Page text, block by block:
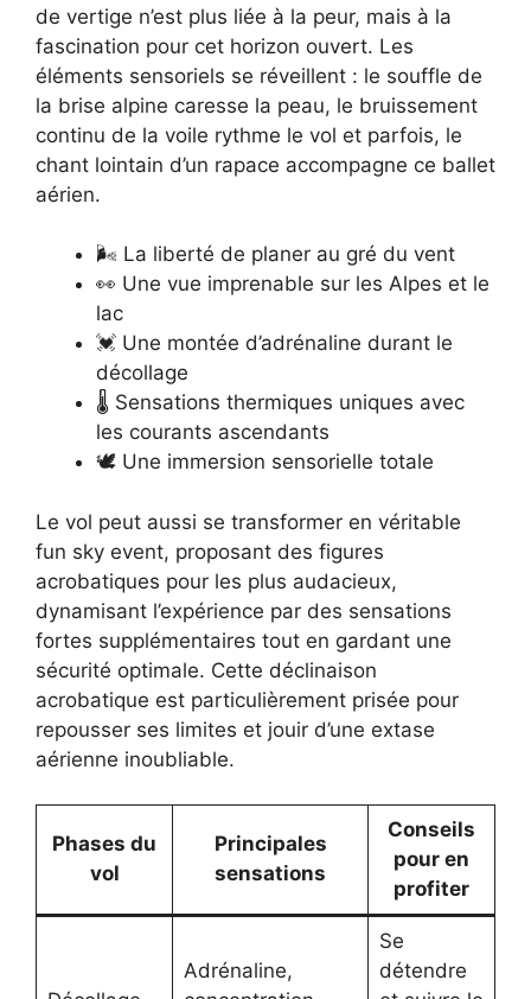
de vertige n’est plus liée à la peur, mais à la
fascination pour cet horizon ouvert. Les
éléments sensoriels se réveillent : le souffle de
la brise alpine caresse la peau, le bruissement
continu de la voile rythme le vol et parfois, le
chant lointain d’un rapace accompagne ce ballet
aérien.
🌬️ La liberté de planer au gré du vent
👀 Une vue imprenable sur les Alpes et le
lac
💓 Une montée d’adrénaline durant le
décollage
🌡️ Sensations thermiques uniques avec
les courants ascendants
🕊️ Une immersion sensorielle totale
Le vol peut aussi se transformer en véritable
fun sky event, proposant des figures
acrobatiques pour les plus audacieux,
dynamisant l’expérience par des sensations
fortes supplémentaires tout en gardant une
sécurité optimale. Cette déclinaison
acrobatique est particulièrement prisée pour
repousser ses limites et jouir d’une extase
aérienne inoubliable.
Phases du
vol
Principales
sensations
Conseils
pour en
profiter
Adrénaline,
Se
détendre